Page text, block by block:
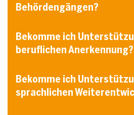
Behördengängen?
Bekomme ich
beruflichen Anerkennung?
Bekomme ich
sprachlichen